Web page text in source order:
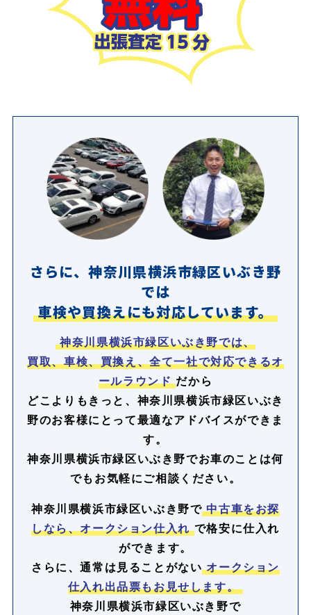
さらに、神奈川県横浜市緑区いぶき野
では
車検や買換えにも対応しています。
神奈川県横浜市緑区いぶき野では、
買取、車検、買換え、全て一社で対応できるオ
ールラウンド だから
どこよりもきっと、神奈川県横浜市緑区いぶき
野のお客様にとって最適なアドバイスができま
す。
神奈川県横浜市緑区いぶき野でお車のことは何
でもお気軽にご相談ください。
神奈川県横浜市緑区いぶき野で 中古車をお探
しなら、オークション仕入れ で格安に仕入れ
ができます。
さらに、通常は見ることがない オークション
仕入れ出品票もお見せします。
神奈川県横浜市緑区いぶき野で